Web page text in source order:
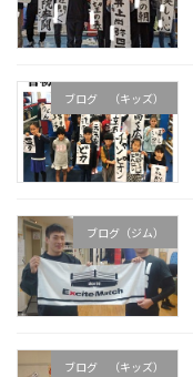
ブログ （キッズ）
ブログ（ジム）
ブログ （キッズ）